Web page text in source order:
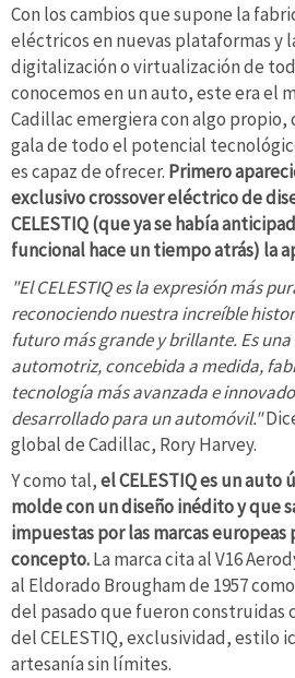
Con los cambios que supone la
eléctricos en nuevas plataformas y
digitalización o virtualización de
conocemos en un auto, este era el
Cadillac emergiera con algo
gala de todo el potencial
es capaz de ofrecer. Primero
exclusivo crossover eléctrico de
CELESTIQ (que ya se había
funcional hace un tiempo atrás) la
"El CELESTIQ es la expresión más
reconociendo nuestra increíble
futuro más grande y brillante. Es
automotriz, concebida a medida,
tecnología más avanzada e
desarrollado para un automóvil."
global de Cadillac, Rory Harvey.
Y como tal,el CELESTIQ es un
molde con un diseño inédito y que
impuestas por las marcas
concepto.La marca cita al V16
al Eldorado Brougham de 1957
del pasado que fueron construidas
del CELESTIQ, exclusividad, estilo
artesanía sin límites.